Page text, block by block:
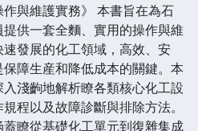
作與維護實務》 本書旨在為石
供一套全麵、實用的操作與維
發展的化工領域，高效、安
障生産和降低成本的關鍵。本
淺齣地解析瞭各類核心化工設
程以及故障診斷與排除方法。
瞭從基礎化工單元到復雜集成